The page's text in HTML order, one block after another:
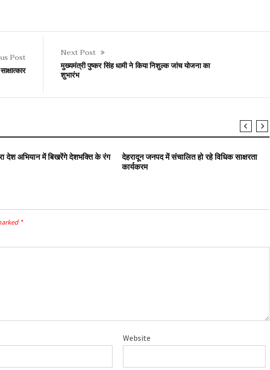
Post
Next Post
मुख्यमंत्री पुष्कर सिंह धामी ने किया निशुल्क जांच योजना का
शुभारंभ
देश अभियान में बिखरेंगे देशभक्ति के रंग देहरादून जनपद में संचालित हो रहे विधिक साक्षरता
कार्यक्रम
*
Website